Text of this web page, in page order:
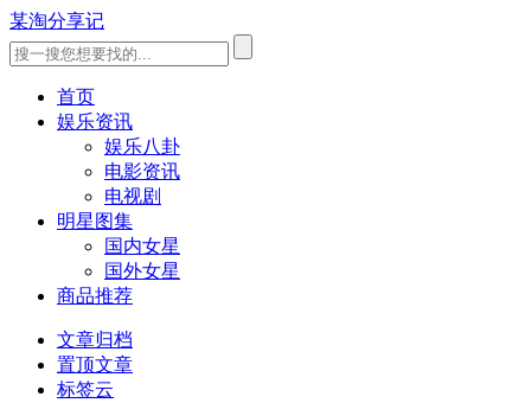
某淘分享记
首页
娱乐资讯
娱乐八卦
电影资讯
电视剧
明星图集
国内女星
国外女星
商品推荐
文章归档
置顶文章
标签云